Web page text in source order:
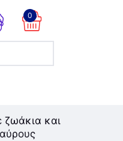
0
ζωάκια και